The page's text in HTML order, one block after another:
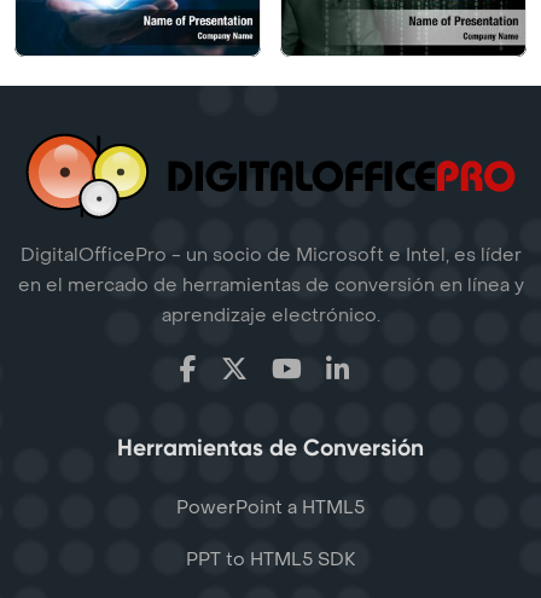
DigitalOfficePro - un socio de Microsoft e Intel, es líder
en el mercado de herramientas de conversión en línea y
aprendizaje electrónico.
Herramientas de Conversión
PowerPoint a HTML5
PPT to HTML5 SDK